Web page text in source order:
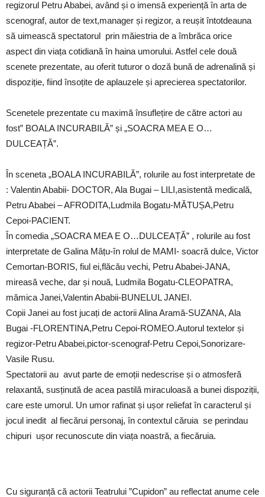
regizorul Petru Ababei, având și o imensă experiență în arta de
scenograf, autor de text,manager și regizor, a reușit întotdeauna
să uimească spectatorul prin măiestria de a îmbrăca orice
aspect din viața cotidiană în haina umorului. Astfel cele două
scenete prezentate, au oferit tuturor o doză bună de adrenalină și
dispoziție, fiind însoțite de aplauzele și aprecierea spectatorilor.
Scenetele prezentate cu maximă însuflețire de către actori au
fost” BOALA INCURABILĂ” și „SOACRA MEA E O…
DULCEAȚĂ”.
În sceneta „BOALA INCURABILĂ”, rolurile au fost interpretate de
: Valentin Ababii- DOCTOR, Ala Bugai – LILI,asistentă medicală,
Petru Ababei – AFRODITA,Ludmila Bogatu-MĂTUȘA,Petru
Cepoi-PACIENT.
În comedia „SOACRA MEA E O…DULCEAȚĂ” , rolurile au fost
interpretate de Galina Mâțu-în rolul de MAMI- soacră dulce, Victor
Cemortan-BORIS, fiul ei,flăcău vechi, Petru Ababei-JANA,
mireasă veche, dar și nouă, Ludmila Bogatu-CLEOPATRA,
mămica Janei,Valentin Ababii-BUNELUL JANEI.
Copii Janei au fost jucați de actorii Alina Aramă-SUZANA, Ala
Bugai -FLORENTINA,Petru Cepoi-ROMEO.Autorul textelor și
regizor-Petru Ababei,pictor-scenograf-Petru Cepoi,Sonorizare-
Vasile Rusu.
Spectatorii au avut parte de emoții nedescrise și o atmosferă
relaxantă, susținută de acea pastilă miraculoasă a bunei dispoziții,
care este umorul. Un umor rafinat și ușor reliefat în caracterul și
jocul inedit al fiecărui personaj, în contextul căruia se perindau
chipuri ușor recunoscute din viața noastră, a fiecăruia.
Cu siguranță că actorii Teatrului ”Cupidon” au reflectat anume cele